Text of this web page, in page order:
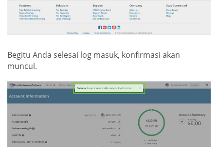
Begitu Anda selesai log masuk, konfirmasi akan
muncul.